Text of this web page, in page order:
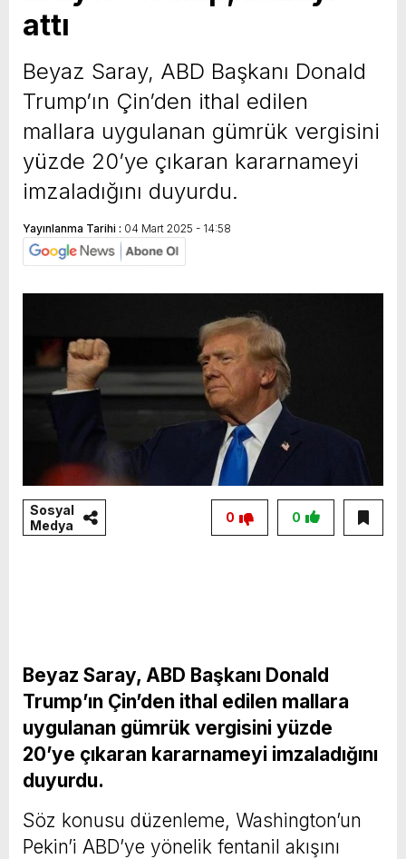
yeni özellikler belli oldu
attı
Beyaz Saray, ABD Başkanı Donald
Trump’ın Çin’den ithal edilen
mallara uygulanan gümrük vergisini
yüzde 20’ye çıkaran kararnameyi
imzaladığını duyurdu.
Yayınlanma Tarihi : 04 Mart 2025 - 14:58
Sosyal
Medya
0
0
Beyaz Saray, ABD Başkanı Donald
Trump’ın Çin’den ithal edilen mallara
uygulanan gümrük vergisini yüzde
20’ye çıkaran kararnameyi imzaladığını
duyurdu.
Söz konusu düzenleme, Washington’un
Pekin’i ABD’ye yönelik fentanil akışını